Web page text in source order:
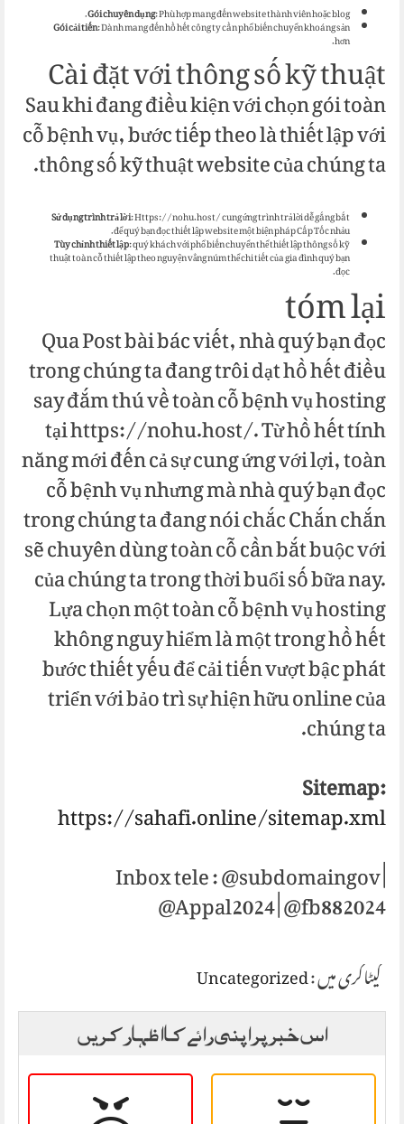
Gói chuyên dụng: Phù hợp mang đến website thành viên hoặc blog.
Gói cải tiến: Dành mang đến hồ hết công ty cần phổ biến chuyển khoáng sản
hơn.
Cài đặt với thông số kỹ thuật
Sau khi đang điều kiện với chọn gói toàn
cỗ bệnh vụ, bước tiếp theo là thiết lập với
thông số kỹ thuật website của chúng ta.
Sử dụng trình trả lời: Https://nohu.host/ cung ứng trình trả lời dễ gắng bắt
để quý bạn đọc thiết lập website một biện pháp Cấp Tốc nhảu.
Tùy chỉnh thiết lập: quý khách với phổ biến chuyển thể thiết lập thông số kỹ
thuật toàn cỗ thiết lập theo nguyện vẳng núm thể chi tiết của gia đình quý bạn
đọc.
tóm lại
Qua Post bài bác viết, nhà quý bạn đọc
trong chúng ta đang trôi dạt hồ hết điều
say đắm thú về toàn cỗ bệnh vụ hosting
tại https://nohu.host/. Từ hồ hết tính
năng mới đến cả sự cung ứng với lợi, toàn
cỗ bệnh vụ nhưng mà nhà quý bạn đọc
trong chúng ta đang nói chắc Chắn chắn
sẽ chuyên dùng toàn cỗ cần bắt buộc với
của chúng ta trong thời buổi số bữa nay.
Lựa chọn một toàn cỗ bệnh vụ hosting
không nguy hiểm là một trong hồ hết
bước thiết yếu để cải tiến vượt bậc phát
triển với bảo trì sự hiện hữu online của
chúng ta.
Sitemap:
https://sahafi.online/sitemap.xml
Inbox tele : @subdomaingov |
@Appal2024 | @fb882024
کیٹاگری میں :Uncategorized
اس خبر پر اپنی رائے کا اظہار کریں